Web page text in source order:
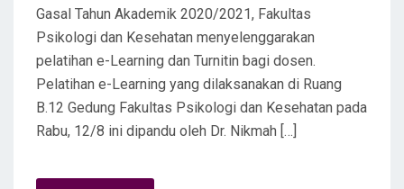
Gasal Tahun Akademik 2020/2021, Fakultas
Psikologi dan Kesehatan menyelenggarakan
pelatihan e-Learning dan Turnitin bagi dosen.
Pelatihan e-Learning yang dilaksanakan di Ruang
B.12 Gedung Fakultas Psikologi dan Kesehatan pada
Rabu, 12/8 ini dipandu oleh Dr. Nikmah […]